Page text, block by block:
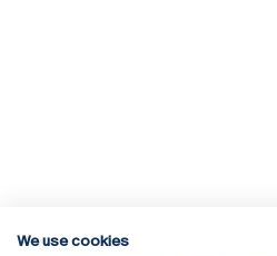
We use cookies